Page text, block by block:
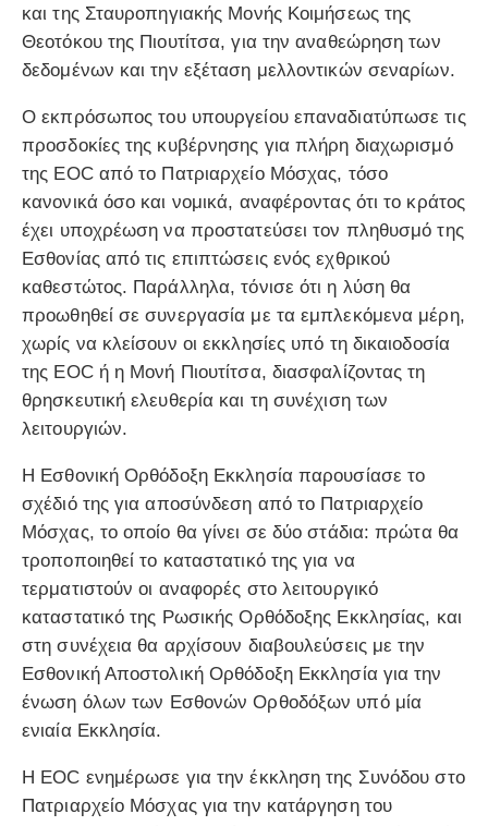
και της Σταυροπηγιακής Μονής Κοιμήσεως της
Θεοτόκου της Πιουτίτσα, για την αναθεώρηση των
δεδομένων και την εξέταση μελλοντικών σεναρίων.
Ο εκπρόσωπος του υπουργείου επαναδιατύπωσε τις
προσδοκίες της κυβέρνησης για πλήρη διαχωρισμό
της EOC από το Πατριαρχείο Μόσχας, τόσο
κανονικά όσο και νομικά, αναφέροντας ότι το κράτος
έχει υποχρέωση να προστατεύσει τον πληθυσμό της
Εσθονίας από τις επιπτώσεις ενός εχθρικού
καθεστώτος. Παράλληλα, τόνισε ότι η λύση θα
προωθηθεί σε συνεργασία με τα εμπλεκόμενα μέρη,
χωρίς να κλείσουν οι εκκλησίες υπό τη δικαιοδοσία
της EOC ή η Μονή Πιουτίτσα, διασφαλίζοντας τη
θρησκευτική ελευθερία και τη συνέχιση των
λειτουργιών.
Η Εσθονική Ορθόδοξη Εκκλησία παρουσίασε το
σχέδιό της για αποσύνδεση από το Πατριαρχείο
Μόσχας, το οποίο θα γίνει σε δύο στάδια: πρώτα θα
τροποποιηθεί το καταστατικό της για να
τερματιστούν οι αναφορές στο λειτουργικό
καταστατικό της Ρωσικής Ορθόδοξης Εκκλησίας, και
στη συνέχεια θα αρχίσουν διαβουλεύσεις με την
Εσθονική Αποστολική Ορθόδοξη Εκκλησία για την
ένωση όλων των Εσθονών Ορθοδόξων υπό μία
ενιαία Εκκλησία.
Η EOC ενημέρωσε για την έκκληση της Συνόδου στο
Πατριαρχείο Μόσχας για την κατάργηση του